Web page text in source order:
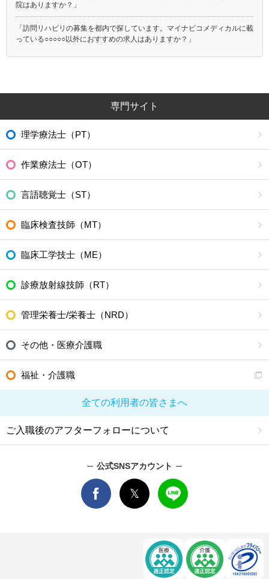
院はありますか？」
「訪問リハビリの募集を都内で探しています。マイナビコメディカルに載
っている○○○○○以外におすすめの求人はありますか？」
専門サイト
理学療法士（PT）
作業療法士（OT）
言語聴覚士（ST）
臨床検査技師（MT）
臨床工学技士（ME）
診療放射線技師（RT）
管理栄養士/栄養士（NRD）
その他・医療介護職
福祉・介護職
全ての利用者の皆さまへ
ご入職後のアフターフォローについて
公式SNSアカウント